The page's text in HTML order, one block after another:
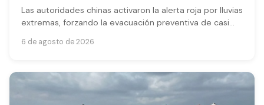
Las autoridades chinas activaron la alerta roja por lluvias
extremas, forzando la evacuación preventiva de casi
Sichuan.
6 de agosto de 2026